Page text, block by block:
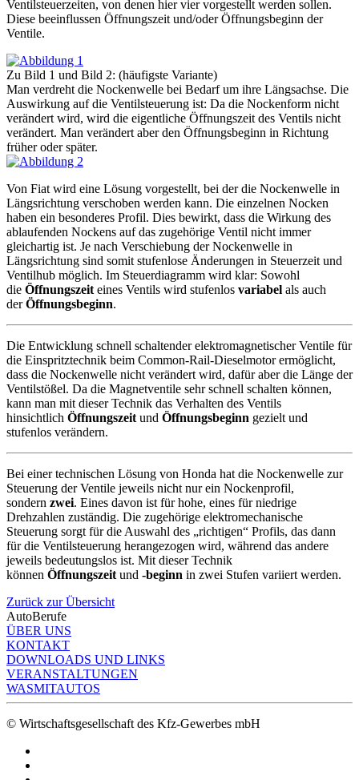
Ventilsteuerzeiten, von denen hier vier vorgestellt werden sollen.
Diese beeinflussen Öffnungszeit und/oder Öffnungsbeginn der
Ventile.
Zu Bild 1 und Bild 2: (häufigste Variante)
Man verdreht die Nockenwelle bei Bedarf um ihre Längsachse. Die
Auswirkung auf die Ventilsteuerung ist: Da die Nockenform nicht
verändert wird, wird die eigentliche Öffnungszeit des Ventils nicht
verändert. Man verändert aber den Öffnungsbeginn in Richtung
früher oder später.
Von Fiat wird eine Lösung vorgestellt, bei der die Nockenwelle in
Längsrichtung verschoben werden kann. Die einzelnen Nocken
haben ein besonderes Profil. Dies bewirkt, dass die Wirkung des
ablaufenden Nockens auf das zugehörige Ventil nicht immer
gleichartig ist. Je nach Verschiebung der Nockenwelle in
Längsrichtung sind somit stufenlose Änderungen in Steuerzeit und
Ventilhub möglich. Im Steuerdiagramm wird klar: Sowohl
die Öffnungszeit eines Ventils wird stufenlos variabel als auch
derÖffnungsbeginn.
Die Entwicklung schnell schaltender elektromagnetischer Ventile für
die Einspritztechnik beim Common-Rail-Dieselmotor ermöglicht,
dass die Nockenwelle nicht verändert wird, dafür aber die Länge der
Ventilstößel. Da die Magnetventile sehr schnell schalten können,
kann man mit dieser Technik das Verhalten des Ventils
hinsichtlich Öffnungszeit und Öffnungsbeginn gezielt und
stufenlos verändern.
Bei einer technischen Lösung von Honda hat die Nockenwelle zur
Steuerung der Ventile jeweils nicht nur ein Nockenprofil,
sondern zwei. Eines davon ist für hohe, eines für niedrige
Drehzahlen zuständig. Die zugehörige elektromechanische
Steuerung sorgt für die Auswahl des „richtigen“ Profils, das dann
für die Ventilsteuerung herangezogen wird, während das andere
jeweils bedeutungslos ist. Mit dieser Technik
können Öffnungszeit und -beginn in zwei Stufen variiert werden.
Zurück zur Übersicht
AutoBerufe
ÜBER UNS
KONTAKT
DOWNLOADS UND LINKS
VERANSTALTUNGEN
WASMITAUTOS
© Wirtschaftsgesellschaft des Kfz-Gewerbes mbH